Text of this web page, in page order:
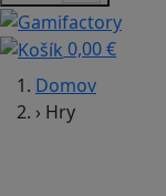
0,00 €
Domov
› Hry